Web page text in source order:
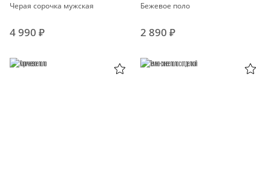
Черая сорочка мужская
4 990 ₽
Бежевое поло
2 890 ₽